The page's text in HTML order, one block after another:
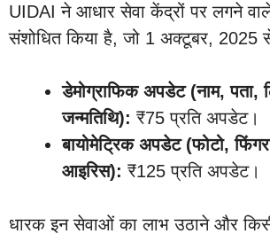
UIDAI ने आधार सेवा केंद्रों पर लगने
संशोधित किया है, जो 1 अक्टूबर, 2025
डेमोग्राफिक अपडेट (नाम, पता,
जन्मतिथि): ₹75 प्रति अपडेट।
बायोमेट्रिक अपडेट (फोटो,
आइरिस): ₹125 प्रति अपडेट।
धारक इन सेवाओं का लाभ उठाने और